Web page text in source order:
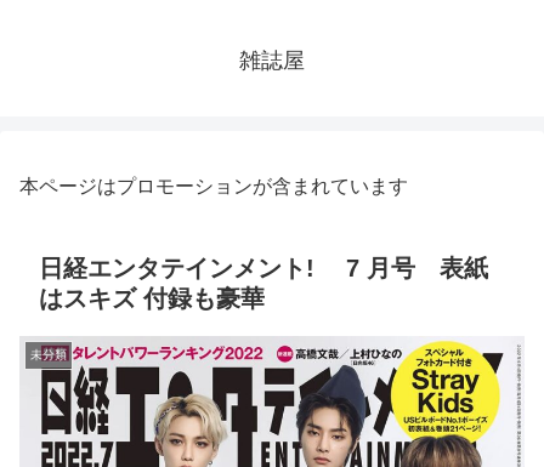
雑誌屋
本ページはプロモーションが含まれています
日経エンタテインメント! 7 月号 表紙
はスキズ 付録も豪華
未分類